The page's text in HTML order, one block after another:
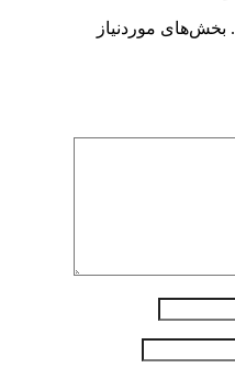
بخش‌های موردنیاز